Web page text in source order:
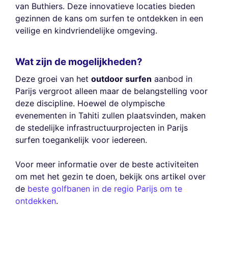
van Buthiers. Deze innovatieve locaties bieden
gezinnen de kans om surfen te ontdekken in een
veilige en kindvriendelijke omgeving.
Wat zijn de mogelijkheden?
Deze groei van het outdoor surfen aanbod in
Parijs vergroot alleen maar de belangstelling voor
deze discipline. Hoewel de olympische
evenementen in Tahiti zullen plaatsvinden, maken
de stedelijke infrastructuurprojecten in Parijs
surfen toegankelijk voor iedereen.
Voor meer informatie over de beste activiteiten
om met het gezin te doen, bekijk ons artikel over
de beste golfbanen in de regio Parijs om te
ontdekken.